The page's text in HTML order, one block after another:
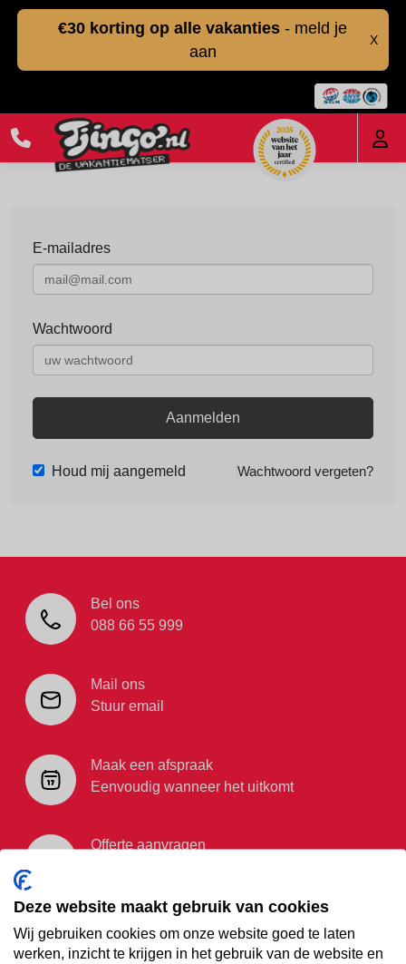
€30 korting op alle vakanties - meld je
aan
X
E-mailadres
Wachtwoord
Aanmelden
Houd mij aangemeld Wachtwoord vergeten?
Bel ons
088 66 55 999
Mail ons
Stuur email
Maak een afspraak
Eenvoudig wanneer het uitkomt
Offerte aanvragen
€35,- korting op je
Deze website maakt gebruik van cookies
Wij gebruiken cookies om onze website goed te laten
werken, inzicht te krijgen in het gebruik van de website en